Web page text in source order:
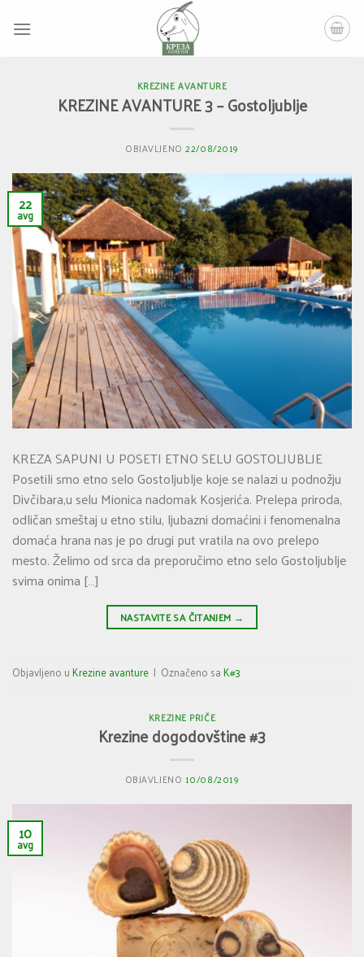
KREZINE AVANTURE
KREZINE AVANTURE 3 – Gostoljublje
OBJAVLJENO22/08/2019
22
avg
KREZA SAPUNI U POSETI ETNO SELU GOSTOLJUBLJE
Posetili smo etno selo Gostoljublje koje se nalazi u podnožju
Divčibara,u selu Mionica nadomak Kosjerića. Prelepa priroda,
odličan smeštaj u etno stilu, ljubazni domaćini i fenomenalna
domaća hrana nas je po drugi put vratila na ovo prelepo
mesto. Želimo od srca da preporučimo etno selo Gostoljublje
svima onima […]
NASTAVITE SA ČITANJEM →
Objavljeno uKrezine avanture | Označeno saK#3
KREZINE PRIČE
Krezine dogodovštine #3
OBJAVLJENO 10/08/2019
10
avg